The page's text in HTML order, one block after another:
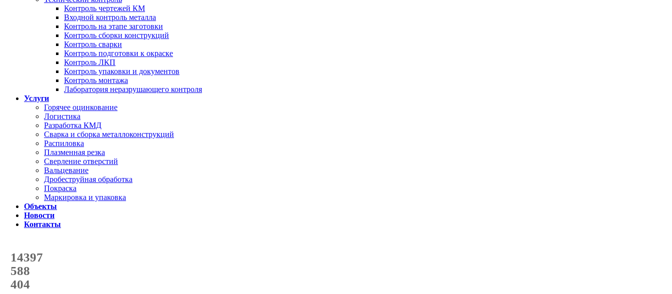
Контроль чертежей КМ
Входной контроль металла
Контроль на этапе заготовки
Контроль сборки конструкций
Контроль сварки
Контроль подготовки к окраске
Контроль ЛКП
Контроль упаковки и документов
Контроль монтажа
Лаборатория неразрушающего контроля
Услуги
Горячее оцинкование
Логистика
Разработка КМД
Сварка и сборка металлоконструкций
Распиловка
Плазменная резка
Сверление отверстий
Вальцевание
Дробеструйная обработка
Покраска
Маркировка и упаковка
Объекты
Новости
Контакты
14397
с начала года
588
с начала месяца
404
с начала недели